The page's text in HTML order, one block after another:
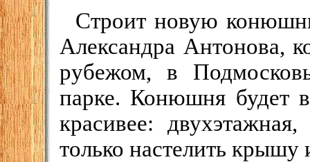
Строит новую
Александра Антонова,
рубежом, в
парке. Конюшня будет
красивее:
только настелить крышу